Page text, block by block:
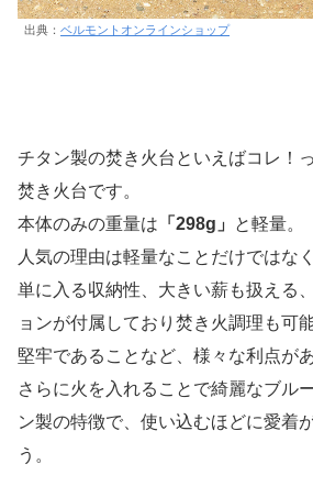
出典： ベルモントオンラインショップ
チタン製の焚き火台といえばコレ！
焚き火台です。
本体のみの重量は 「298g」
と軽量。
人気の理由は軽量なことだけではな
単に入る収納性、大きい薪も扱える
ョンが付属しており焚き火調理も可
堅牢であることなど、様々な利点が
さらに火を入れることで綺麗なブル
ン製の特徴で、使い込むほどに愛着
う。